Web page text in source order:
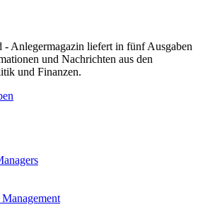
Anlegermagazin liefert in fünf Ausgaben
und Nachrichten aus den
und Finanzen.